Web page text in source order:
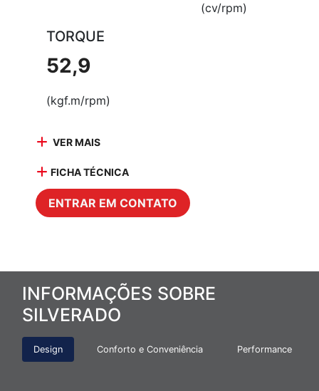
(cv/rpm)
TORQUE
52,9
(kgf.m/rpm)
VER MAIS
FICHA TÉCNICA
ENTRAR EM CONTATO
INFORMAÇÕES SOBRE
SILVERADO
Design Conforto e Conveniência Performance